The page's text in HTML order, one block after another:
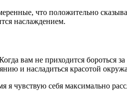
что положительно
наслаждением.
вам не приходится бороться
и насладиться красотой
чувствую себя максимально